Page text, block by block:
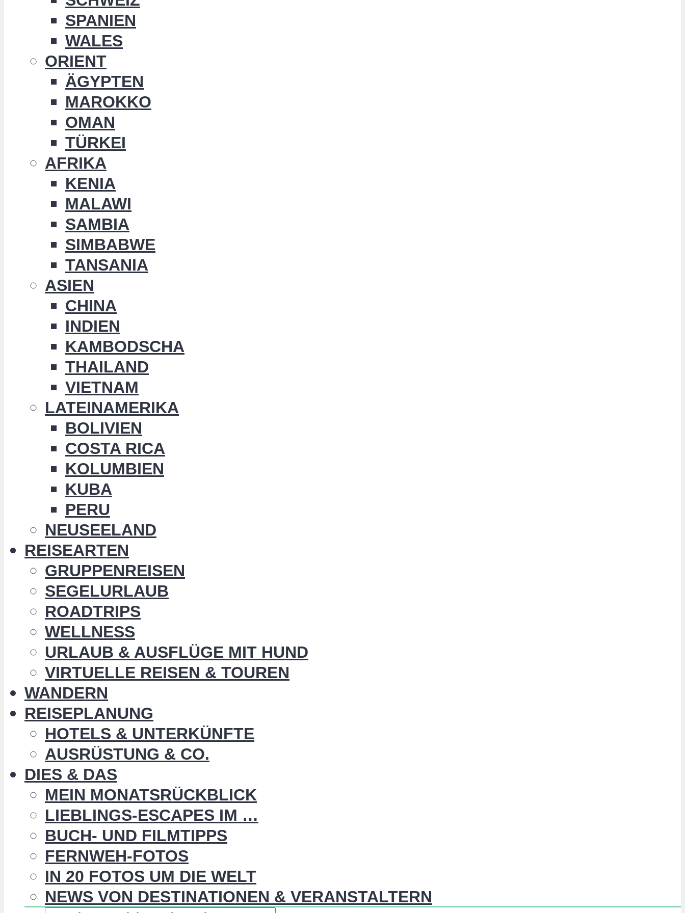
SPANIEN
WALES
ORIENT
ÄGYPTEN
MAROKKO
OMAN
TÜRKEI
AFRIKA
KENIA
MALAWI
SAMBIA
SIMBABWE
TANSANIA
ASIEN
CHINA
INDIEN
KAMBODSCHA
THAILAND
VIETNAM
LATEINAMERIKA
BOLIVIEN
COSTA RICA
KOLUMBIEN
KUBA
PERU
NEUSEELAND
REISEARTEN
GRUPPENREISEN
SEGELURLAUB
ROADTRIPS
WELLNESS
URLAUB & AUSFLÜGE MIT HUND
VIRTUELLE REISEN & TOUREN
WANDERN
REISEPLANUNG
HOTELS & UNTERKÜNFTE
AUSRÜSTUNG & CO.
DIES & DAS
MEIN MONATSRÜCKBLICK
LIEBLINGS-ESCAPES IM …
BUCH- UND FILMTIPPS
FERNWEH-FOTOS
IN 20 FOTOS UM DIE WELT
NEWS VON DESTINATIONEN & VERANSTALTERN